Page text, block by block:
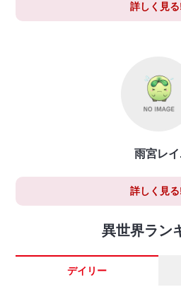
詳しく見
雨宮レ
詳しく見
異世界ラン
デイリー